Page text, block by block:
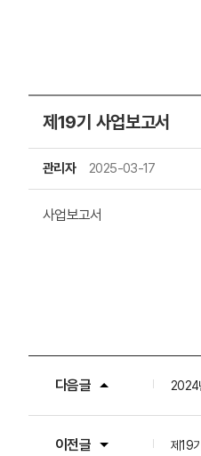
제19기 사업보고서
관리자 2025-03-17
사업보고서
다음글 2024
이전글 제19